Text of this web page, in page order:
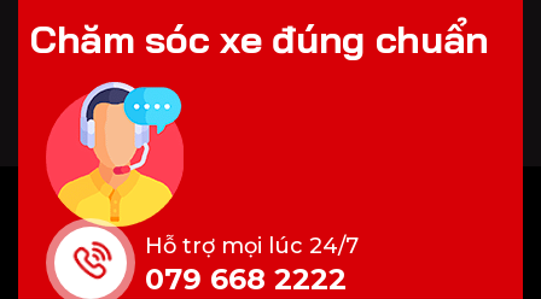
Chăm sóc xe đúng chuẩn
Hỗ trợ mọi lúc 24/7
079 668 2222